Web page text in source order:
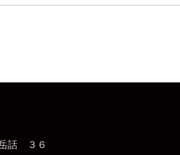
話 ３６